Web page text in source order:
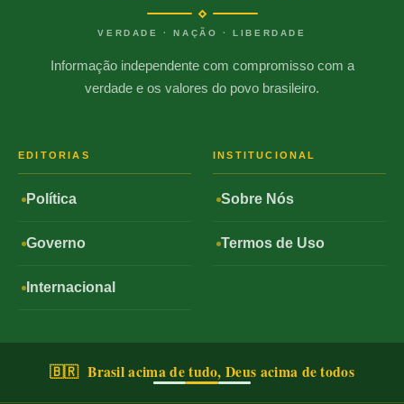
VERDADE · NAÇÃO · LIBERDADE
Informação independente com compromisso com a
verdade e os valores do povo brasileiro.
EDITORIAS
Política
Governo
Internacional
INSTITUCIONAL
Sobre Nós
Termos de Uso
🇧🇷 Brasil acima de tudo, Deus acima de todos